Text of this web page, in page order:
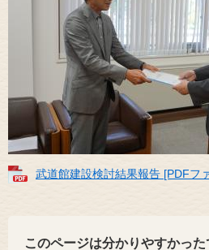
武道館建設検討結果報告 [PDFフ
このページは分かりやすかった